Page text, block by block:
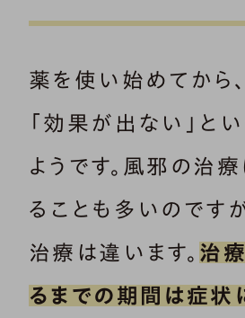
薬を使い始めてから
「効果が出ない」と
ようです。風邪の治
ることも多いのです
治療は違います。 治
るまでの期間は症状